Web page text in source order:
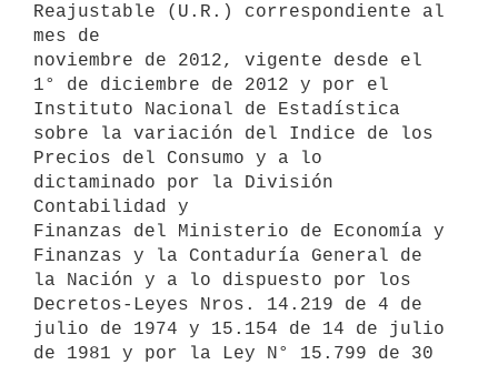
Reajustable (U.R.) correspondiente al
mes de
noviembre de 2012, vigente desde el
1° de diciembre de 2012 y por el
Instituto Nacional de Estadística
sobre la variación del Indice de los
Precios del Consumo y a lo
dictaminado por la División
Contabilidad y
Finanzas del Ministerio de Economía y
Finanzas y la Contaduría General de
la Nación y a lo dispuesto por los
Decretos-Leyes Nros. 14.219 de 4 de
julio de 1974 y 15.154 de 14 de julio
de 1981 y por la Ley N° 15.799 de 30